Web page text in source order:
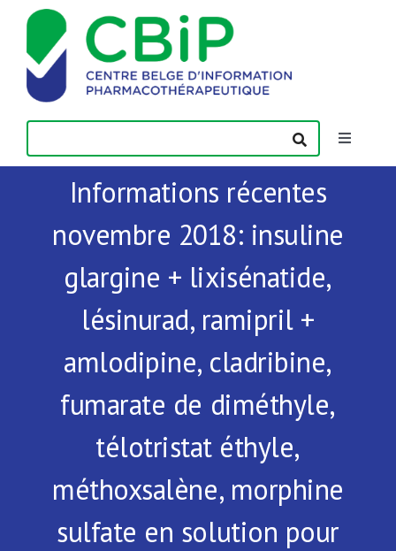
Passer
contenu
Toggle
Actualités
Publications
Contact
À propos de nous
Informations récentes
novembre 2018: insuline
glargine + lixisénatide,
lésinurad, ramipril +
amlodipine, cladribine,
fumarate de diméthyle,
télotristat éthyle,
méthoxsalène, morphine
sulfate en solution pour